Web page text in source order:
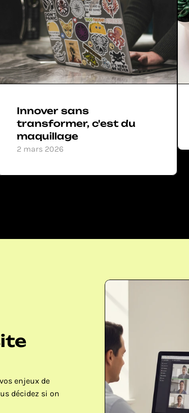
Innover sans
transformer, c'est du
maquillage
2 mars 2026
enjeux de
décidez si on